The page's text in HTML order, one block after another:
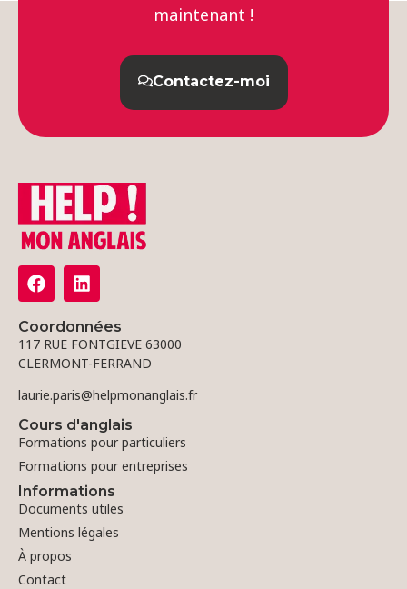
maintenant !
Contactez-moi
Coordonnées
117 RUE FONTGIEVE 63000
CLERMONT-FERRAND
laurie.paris@helpmonanglais.fr
Cours d'anglais
Formations pour particuliers
Formations pour entreprises
Informations
Documents utiles
Mentions légales
À propos
Contact